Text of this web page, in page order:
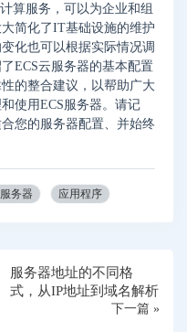
算服务，可以为企业和组
简化了IT基础设施的维护
化也可以根据实际情况调
ECS云服务器的基本配置
的整合建议，以帮助广大
使用ECS服务器。请记
您的服务器配置、并始终
务器 应用程序
服务器地址的不同格
式，从IP地址到域名解析
下一篇 »